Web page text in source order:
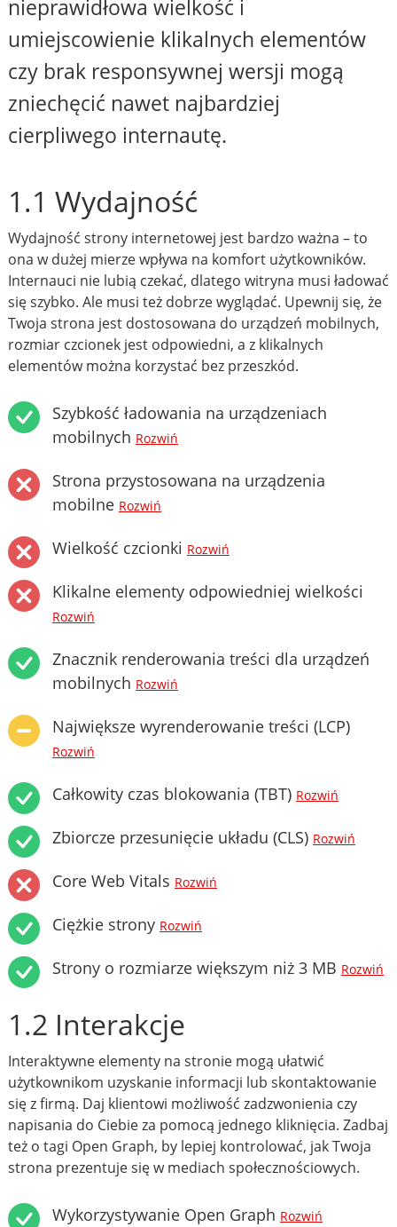
nieprawidłowa wielkość i
umiejscowienie klikalnych elementów
czy brak responsywnej wersji mogą
zniechęcić nawet najbardziej
cierpliwego internautę.
1.1 Wydajność
Wydajność strony internetowej jest bardzo ważna – to
ona w dużej mierze wpływa na komfort użytkowników.
Internauci nie lubią czekać, dlatego witryna musi ładować
się szybko. Ale musi też dobrze wyglądać. Upewnij się, że
Twoja strona jest dostosowana do urządzeń mobilnych,
rozmiar czcionek jest odpowiedni, a z klikalnych
elementów można korzystać bez przeszkód.
Szybkość ładowania na urządzeniach
mobilnych Rozwiń
Strona przystosowana na urządzenia
mobilne Rozwiń
Wielkość czcionki Rozwiń
Klikalne elementy odpowiedniej wielkości
Rozwiń
Znacznik renderowania treści dla urządzeń
mobilnych Rozwiń
Największe wyrenderowanie treści (LCP)
Rozwiń
Całkowity czas blokowania (TBT) Rozwiń
Zbiorcze przesunięcie układu (CLS) Rozwiń
Core Web Vitals Rozwiń
Ciężkie strony Rozwiń
Strony o rozmiarze większym niż 3 MB Rozwiń
1.2 Interakcje
Interaktywne elementy na stronie mogą ułatwić
użytkownikom uzyskanie informacji lub skontaktowanie
się z firmą. Daj klientowi możliwość zadzwonienia czy
napisania do Ciebie za pomocą jednego kliknięcia. Zadbaj
też o tagi Open Graph, by lepiej kontrolować, jak Twoja
strona prezentuje się w mediach społecznościowych.
Wykorzystywanie Open Graph Rozwiń